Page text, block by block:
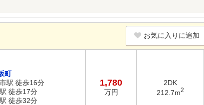
お気に入りに追加
町
駅 徒歩16分
徒歩17分
徒歩32分
1,780
万円
2DK
212.7m2